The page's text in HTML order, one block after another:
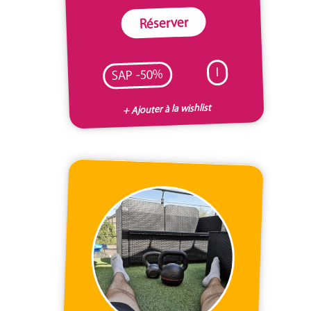
Réserver
SAP -50% I
+ Ajouter à la wishlist